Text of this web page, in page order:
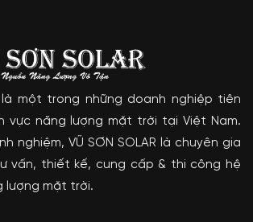
là một trong những doanh nghiệp tiên
vực năng lượng mặt trời tại Việt Nam.
nghiệm, VŨ SƠN SOLAR là chuyên gia
vấn, thiết kế, cung cấp & thi công hệ
lượng mặt trời.